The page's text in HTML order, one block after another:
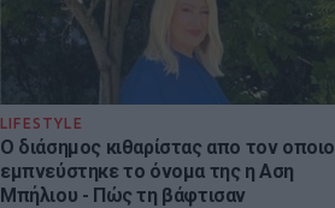
LIFESTYLE
Ο διάσημος κιθαρίστας απο τον οποιο
εμπνεύστηκε το όνομα της η Αση
Μπήλιου - Πώς τη βάφτισαν